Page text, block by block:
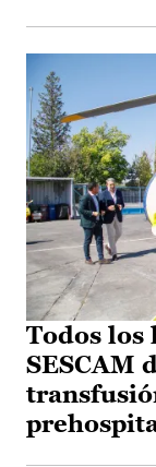
Todos los
SESCAM